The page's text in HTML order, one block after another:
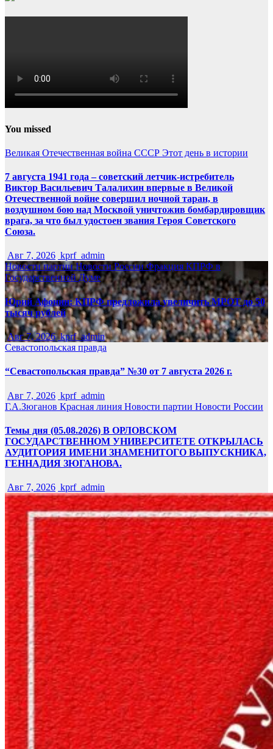
You missed
Великая Отечественная война СССР Этот день в истории
7 августа 1941 года – советский летчик-истребитель
Виктор Васильевич Талалихин впервые в Великой
Отечественной войне совершил ночной таран, в
воздушном бою над Москвой уничтожив бомбардировщик
врага, за что был удостоен звания Героя Советского
Союза.
Авг 7, 2026 kprf_admin
Новости партииНовости РоссииФракция КПРФ в
Государственной Думе
Юрий Афонин: КПРФ предложила увеличить МРОТ до 50
тысяч рублей
Авг 7, 2026 kprf_admin
Севастопольская правда
“Севастопольская правда” №30 от 7 августа 2026 г.
Авг 7, 2026 kprf_admin
Г.А.Зюганов Красная линия Новости партии Новости России
Темы дня (05.08.2026) В ОРЛОВСКОМ
ГОСУДАРСТВЕННОМ УНИВЕРСИТЕТЕ ОТКРЫЛАСЬ
АУДИТОРИЯ ИМЕНИ ЗНАМЕНИТОГО ВЫПУСКНИКА,
ГЕННАДИЯ ЗЮГАНОВА.
Авг 7, 2026 kprf_admin